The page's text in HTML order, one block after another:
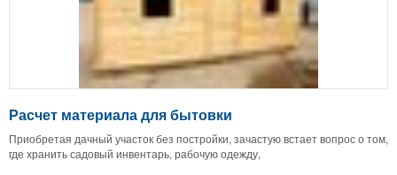
Расчет материала для бытовки
Приобретая дачный участок без постройки, зачастую встает вопрос о том,
где хранить садовый инвентарь, рабочую одежду,